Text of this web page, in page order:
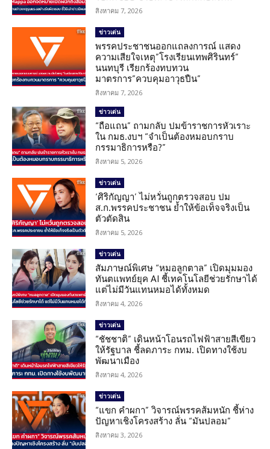
สิงหาคม 7, 2026
ข่าวเด่น
พรรคประชาชนออกแถลงการณ์ แสดง
ความเสียใจเหตุ”โรงเรียนเทพศิรินทร์”
นนทบุรี เรียกร้องทบทวน
มาตรการ”ควบคุมอาวุธปืน”
สิงหาคม 7, 2026
ข่าวเด่น
“ถือแถน” ถามกลับ ปมข้าราชการหัวเราะ
ใน กมธ.งบฯ “จำเป็นต้องหมอบกราบ
กรรมาธิการหรือ?”
สิงหาคม 5, 2026
ข่าวเด่น
‘ศิริกัญญา’ ไม่หวั่นถูกตรวจสอบ ปม
ส.ก.พรรคประชาชน ย้ำให้ข้อเท็จจริงเป็น
ตัวตัดสิน
สิงหาคม 5, 2026
ข่าวเด่น
สัมภาษณ์พิเศษ “หมอลูกตาล” เปิดมุมมอง
ทันตแพทย์ยุค AI ชี้เทคโนโลยีช่วยรักษาได้
แต่ไม่มีวันแทนหมอได้ทั้งหมด
สิงหาคม 4, 2026
ข่าวเด่น
“ชัชชาติ” เดินหน้าโอนรถไฟฟ้าสายสีเขียว
ให้รัฐบาล ชี้ลดภาระ กทม. เปิดทางใช้งบ
พัฒนาเมือง
สิงหาคม 4, 2026
ข่าวเด่น
“แขก คำผกา” วิจารณ์พรรคส้มหนัก ชี้ห่าง
ปัญหาเชิงโครงสร้าง ลั่น “มันปลอม”
สิงหาคม 3, 2026